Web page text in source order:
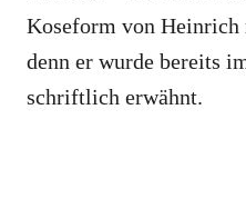
Koseform von Heinrich
denn er wurde bereits
schriftlich erwähnt.